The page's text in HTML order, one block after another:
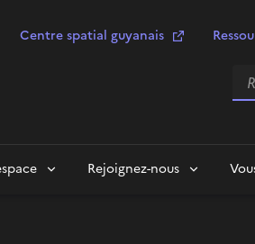
Centre spatial guyanais
Rejoignez-nous